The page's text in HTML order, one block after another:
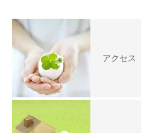
アクセス